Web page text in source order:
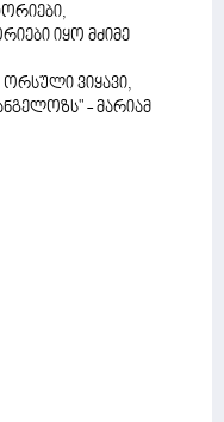
იყო მძიმე
ვიყავი,
- მარიამ